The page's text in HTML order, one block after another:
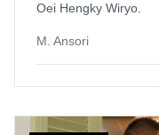
Oei Hengky Wiryo.
M. Ansori